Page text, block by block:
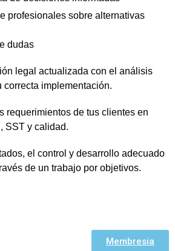
profesionales sobre alternativas
dudas
legal actualizada con el análisis
correcta implementación.
requerimientos de tus clientes en
SST y calidad.
el control y desarrollo adecuado
de un trabajo por objetivos.
Membresia